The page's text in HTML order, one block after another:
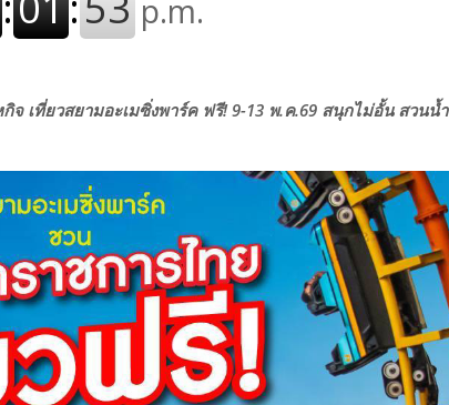
จ เที่ยวสยามอะเมซิ่งพาร์ค ฟรี! 9-13 พ.ค.69 สนุกไม่อั้น สวนน้ำ